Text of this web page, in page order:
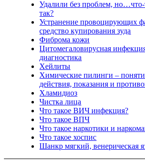
Удалили без проблем,
так?
Устранение провоцирующих
средство купирования зуда
Фиброма кожи
Цитомегаловирусная
диагностика
Хейлиты
Химические пилинги –
действия, показания и
Хламидиоз
Чистка лица
Что такое ВИЧ инфекция?
Что такое ВПЧ
Что такое наркотики и
Что такое хоспис
Шанкр мягкий, венерическая